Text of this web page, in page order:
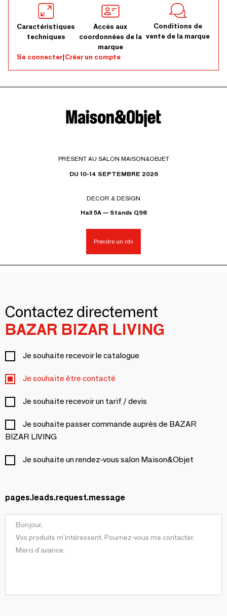
Caractéristiques
techniques
Accès aux
coordonnées de la
marque
Conditions de
vente de la marque
Se connecter|Créer un compte
PRÉSENT AU SALON MAISON&OBJET
DU 10-14 SEPTEMBRE 2026
DECOR & DESIGN
Hall 5A — Stands Q98
Prendre un rdv
Contactez directement
BAZAR BIZAR LIVING
Je souhaite recevoir le catalogue
Je souhaite être contacté
Je souhaite recevoir un tarif / devis
Je souhaite passer commande auprès de BAZAR
BIZAR LIVING
Je souhaite un rendez-vous salon Maison&Objet
pages.leads.request.message